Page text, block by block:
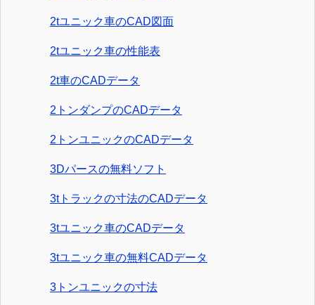
2tユニック車のCAD図面
2tユニック車の性能表
2t車のCADデータ
2トンダンプのCADデータ
2トンユニックのCADデータ
3Dパースの無料ソフト
3tトラックの寸法のCADデータ
3tユニック車のCADデータ
3tユニック車の無料CADデータ
3トンユニックの寸法